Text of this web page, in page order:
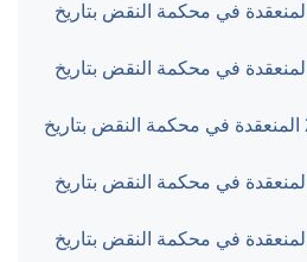
القضية رقم ‎342‏/‎2019‏ المنعقدة في محكمة النقض بتاريخ
القضية رقم ‎342‏/‎2019‏ المنعقدة في محكمة النقض بتاريخ
القضية رقم ‎1177‏/‎2018‏ المنعقدة في محكمة النقض بتاريخ
القضية رقم ‎540‏/‎2019‏ المنعقدة في محكمة النقض بتاريخ
القضية رقم ‎564‏/‎2019‏ المنعقدة في محكمة النقض بتاريخ